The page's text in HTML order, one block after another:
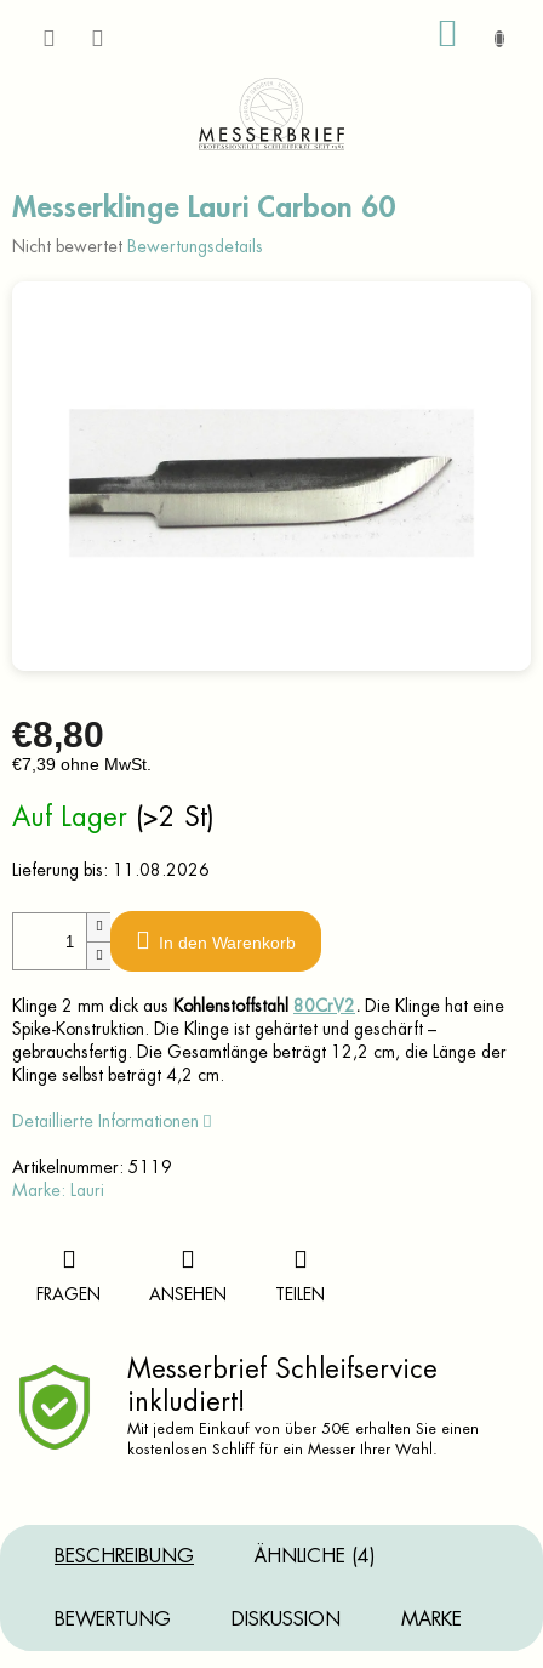
Messerklinge Lauri Carbon 60
Die
Nicht bewertet Bewertungsdetails
€8,80
€7,39 ohne MwSt.
Auf Lager (>2 St)
Lieferung bis: 11.08.2026
In den Warenkorb
Klinge 2 mm dick aus Kohlenstoffstahl 80CrV2 . Die Klinge hat eine
Spike-Konstruktion. Die Klinge ist gehärtet und geschärft –
gebrauchsfertig. Die Gesamtlänge beträgt 12,2 cm, die Länge der
Klinge selbst beträgt 4,2 cm.
Detaillierte Informationen
Artikelnummer: 5119
Marke:
Lauri
FRAGEN ANSEHEN TEILEN
Messerbrief Schleifservice
inkludiert!
Mit jedem Einkauf von über 50€ erhalten Sie einen
kostenlosen Schliff für ein Messer Ihrer Wahl.
BESCHREIBUNG ÄHNLICHE (4)
BEWERTUNG DISKUSSION MARKE